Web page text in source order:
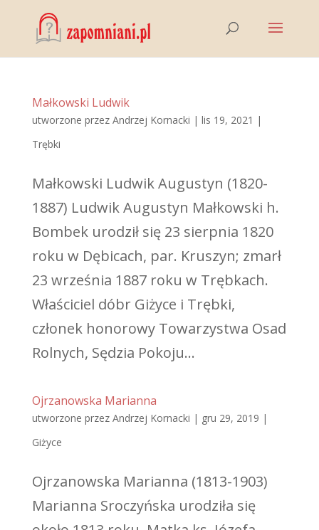
Małkowski Ludwik
utworzone przez Andrzej Kornacki | lis 19, 2021 |
Trębki
Małkowski Ludwik Augustyn (1820-
1887) Ludwik Augustyn Małkowski h.
Bombek urodził się 23 sierpnia 1820
roku w Dębicach, par. Kruszyn; zmarł
23 września 1887 roku w Trębkach.
Właściciel dóbr Giżyce i Trębki,
członek honorowy Towarzystwa Osad
Rolnych, Sędzia Pokoju...
Ojrzanowska Marianna
utworzone przez Andrzej Kornacki | gru 29, 2019 |
Giżyce
Ojrzanowska Marianna (1813-1903)
Marianna Sroczyńska urodziła się